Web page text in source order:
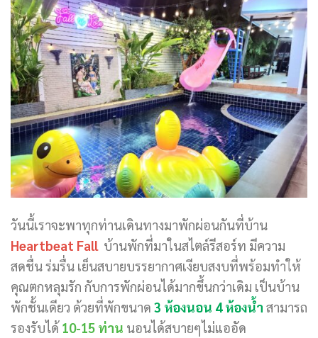
วันนี้เราจะพาทุกท่านเดินทางมาพักผ่อนกันที่บ้าน
Heartbeat Fall บ้านพักที่มาในสไตล์รีสอร์ท มีความ
สดชื่น ร่มรื่น เย็นสบายบรรยากาศเงียบสงบที่พร้อมทำให้
คุณตกหลุมรัก กับการพักผ่อนได้มากขึ้นกว่าเดิม เป็นบ้าน
พักชั้นเดียว ด้วยที่พักขนาด 3 ห้องนอน 4 ห้องน้ำ สามารถ
รองรับได้10-15 ท่าน นอนได้สบายๆไม่แออัด